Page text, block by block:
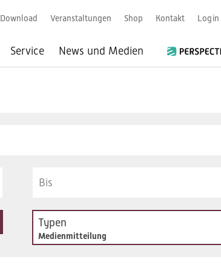
Service News und Medien
Download Veranstaltungen Shop Kontakt Login
Typen
Medienmitteilung